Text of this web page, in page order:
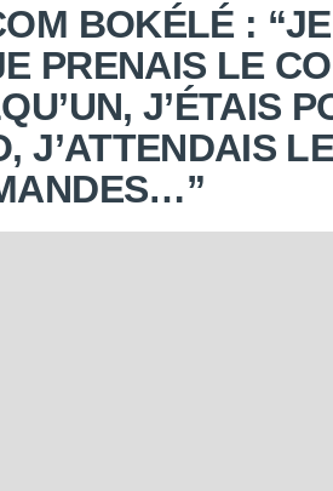
BOKÉLÉ :
PRENAIS LE
J’ÉTAIS
J’ATTENDAIS